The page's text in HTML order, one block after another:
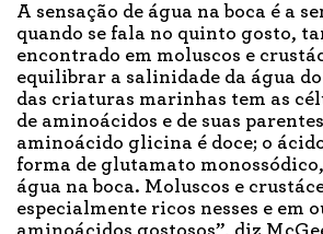
A sensação de água na boca é a
quando se fala no quinto gosto,
encontrado em moluscos e
equilibrar a salinidade da água
das criaturas marinhas tem as
de aminoácidos e de suas
aminoácido glicina é doce; o
forma de glutamato monossódico,
água na boca. Moluscos e
especialmente ricos nesses e em